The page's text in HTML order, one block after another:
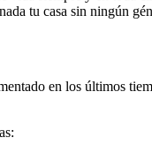
tu casa sin ningún
en los últimos